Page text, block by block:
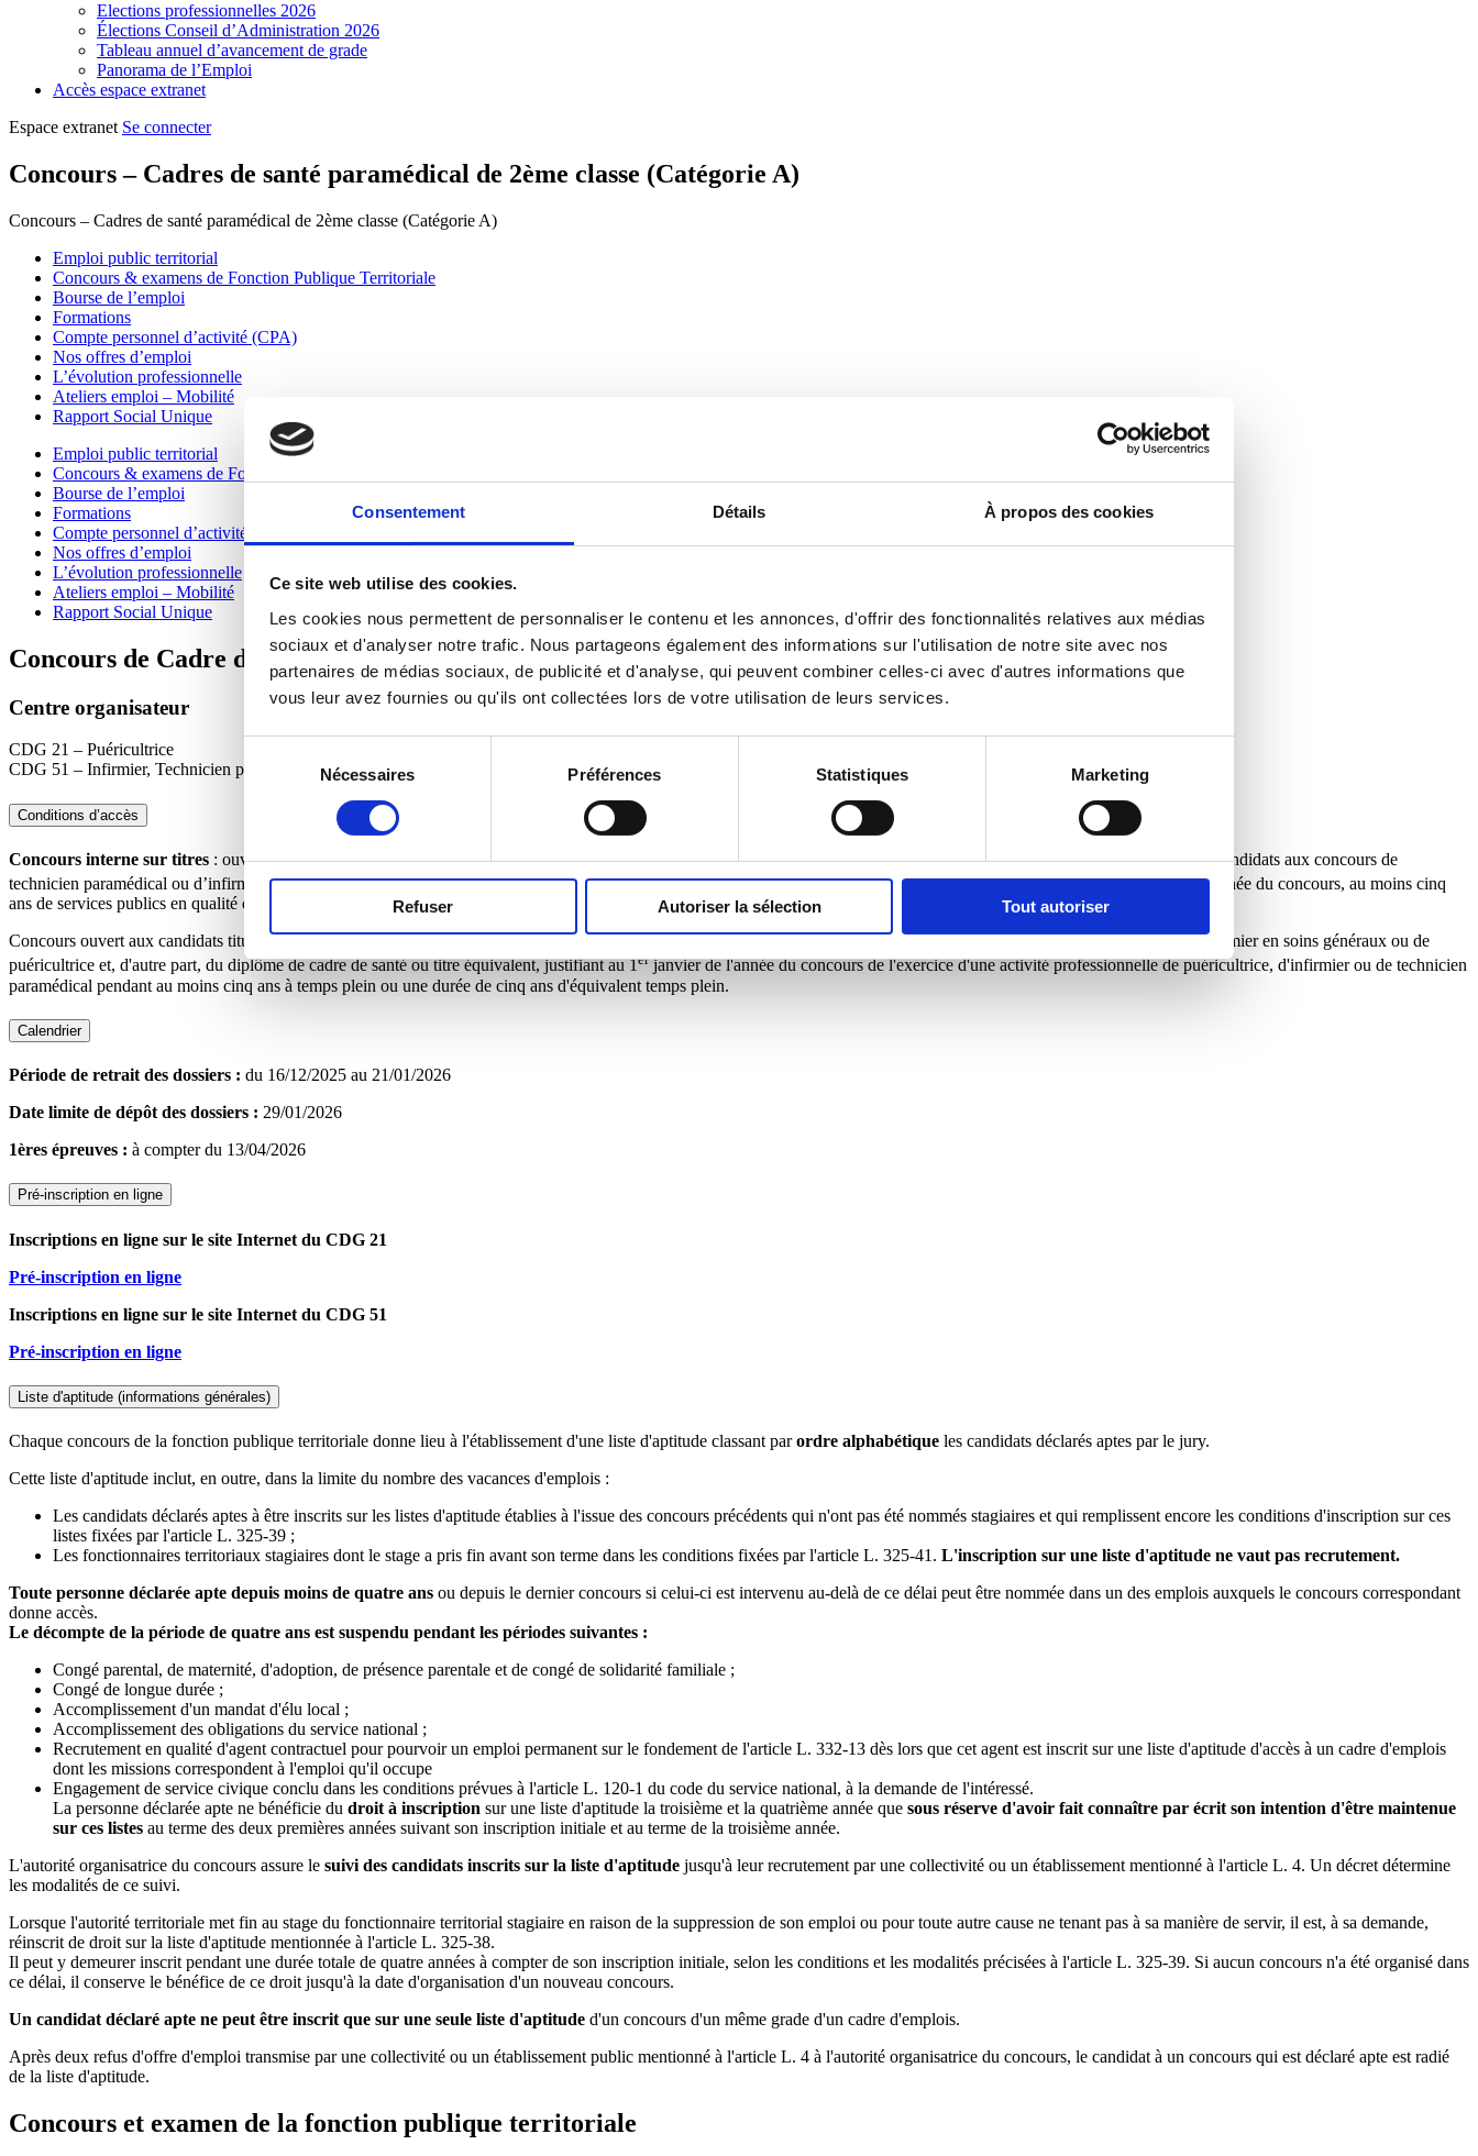
Consentement Détails À propos des cookies
Ce site web utilise des cookies.
Les cookies nous permettent de personnaliser le contenu et les annonces, d'offrir des fonctionnalités relatives aux médias
sociaux et d'analyser notre trafic. Nous partageons également des informations sur l'utilisation de notre site avec nos
partenaires de médias sociaux, de publicité et d'analyse, qui peuvent combiner celles-ci avec d'autres informations que
vous leur avez fournies ou qu'ils ont collectées lors de votre utilisation de leurs services.
du
consentement
Nécessaires Préférences Statistiques Marketing
Refuser Autoriser la sélection Tout autoriser
Elections professionnelles 2026
Élections Conseil d’Administration 2026
Tableau annuel d’avancement de grade
Panorama de l’Emploi
Accès espace extranet
Espace extranet Se connecter
Concours – Cadres de santé paramédical de 2ème classe (Catégorie A)
Concours – Cadres de santé paramédical de 2ème classe (Catégorie A)
Emploi public territorial
Concours & examens de Fonction Publique Territoriale
Bourse de l’emploi
Formations
Compte personnel d’activité (CPA)
Nos offres d’emploi
L’évolution professionnelle
Ateliers emploi – Mobilité
Rapport Social Unique
Emploi public territorial
Concours & examens de Fonction Publique Territoriale
Bourse de l’emploi
Formations
Compte personnel d’activité (CPA)
Nos offres d’emploi
L’évolution professionnelle
Ateliers emploi – Mobilité
Rapport Social Unique
Concours de Cadre de santé paramédical (Catégorie A)
Centre organisateur
CDG 21 – Puéricultrice
CDG 51 – Infirmier, Technicien paramédical
Conditions d’accès
Concours interne sur titres : ouvert aux fonctionnaires, militaires et agents contractuels, titulaires, d'une part, de l'un des diplômes, titres ou autorisations d'exercer requis des candidats aux concours de
technicien paramédical ou d’infirmier en soins généraux ou de puéricultrice et, d'autre part, du diplôme de cadre de santé ou d'un titre équivalent, comptant, au 1erjanvier de l'année du concours, au moins cinq
ans de services publics en qualité de puéricultrice, d'infirmier ou de technicien paramédical.
Concours ouvert aux candidats titulaires, d'une part, de l'un des diplômes, titres ou autorisations d'exercer requis des candidats aux concours de technicien paramédical ou d’infirmier en soins généraux ou de
puéricultrice et, d'autre part, du diplôme de cadre de santé ou titre équivalent, justifiant au 1er janvier de l'année du concours de l'exercice d'une activité professionnelle de puéricultrice, d'infirmier ou de technicien
paramédical pendant au moins cinq ans à temps plein ou une durée de cinq ans d'équivalent temps plein.
Calendrier
Période de retrait des dossiers : du 16/12/2025 au 21/01/2026
Date limite de dépôt des dossiers : 29/01/2026
1ères épreuves : à compter du 13/04/2026
Pré-inscription en ligne
Inscriptions en ligne sur le site Internet du CDG 21
Pré-inscription en ligne
Inscriptions en ligne sur le site Internet du CDG 51
Pré-inscription en ligne
Liste d'aptitude (informations générales)
Chaque concours de la fonction publique territoriale donne lieu à l'établissement d'une liste d'aptitude classant parordre alphabétique les candidats déclarés aptes par le jury.
Cette liste d'aptitude inclut, en outre, dans la limite du nombre des vacances d'emplois :
Les candidats déclarés aptes à être inscrits sur les listes d'aptitude établies à l'issue des concours précédents qui n'ont pas été nommés stagiaires et qui remplissent encore les conditions d'inscription sur ces
listes fixées par l'article L. 325-39 ;
Les fonctionnaires territoriaux stagiaires dont le stage a pris fin avant son terme dans les conditions fixées par l'article L. 325-41. L'inscription sur une liste d'aptitude ne vaut pas recrutement.
Toute personne déclarée apte depuis moins de quatre ans ou depuis le dernier concours si celui-ci est intervenu au-delà de ce délai peut être nommée dans un des emplois auxquels le concours correspondant
donne accès.
Le décompte de la période de quatre ans est suspendu pendant les périodes suivantes :
Congé parental, de maternité, d'adoption, de présence parentale et de congé de solidarité familiale ;
Congé de longue durée ;
Accomplissement d'un mandat d'élu local ;
Accomplissement des obligations du service national ;
Recrutement en qualité d'agent contractuel pour pourvoir un emploi permanent sur le fondement de l'article L. 332-13 dès lors que cet agent est inscrit sur une liste d'aptitude d'accès à un cadre d'emplois
dont les missions correspondent à l'emploi qu'il occupe
Engagement de service civique conclu dans les conditions prévues à l'article L. 120-1 du code du service national, à la demande de l'intéressé.
La personne déclarée apte ne bénéficie du droit à inscription sur une liste d'aptitude la troisième et la quatrième année que sous réserve d'avoir fait connaître par écrit son intention d'être maintenue
sur ces listes au terme des deux premières années suivant son inscription initiale et au terme de la troisième année.
L'autorité organisatrice du concours assure le suivi des candidats inscrits sur la liste d'aptitude jusqu'à leur recrutement par une collectivité ou un établissement mentionné à l'article L. 4. Un décret détermine
les modalités de ce suivi.
Lorsque l'autorité territoriale met fin au stage du fonctionnaire territorial stagiaire en raison de la suppression de son emploi ou pour toute autre cause ne tenant pas à sa manière de servir, il est, à sa demande,
réinscrit de droit sur la liste d'aptitude mentionnée à l'article L. 325-38.
Il peut y demeurer inscrit pendant une durée totale de quatre années à compter de son inscription initiale, selon les conditions et les modalités précisées à l'article L. 325-39. Si aucun concours n'a été organisé dans
ce délai, il conserve le bénéfice de ce droit jusqu'à la date d'organisation d'un nouveau concours.
Un candidat déclaré apte ne peut être inscrit que sur une seule liste d'aptitude d'un concours d'un même grade d'un cadre d'emplois.
Après deux refus d'offre d'emploi transmise par une collectivité ou un établissement public mentionné à l'article L. 4 à l'autorité organisatrice du concours, le candidat à un concours qui est déclaré apte est radié
de la liste d'aptitude.
Concours et examen de la fonction publique territoriale